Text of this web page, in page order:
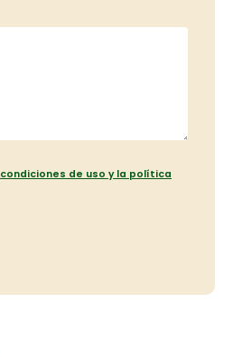
condiciones de uso y la política